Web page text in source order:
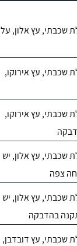
שכבתי, עץ אלון, על
עץ אירוקו,
עץ אירוקו,
עץ אלון, יש
צפה
עץ אלון, יש
בהדבקה
שכבתי, עץ דובדבן,